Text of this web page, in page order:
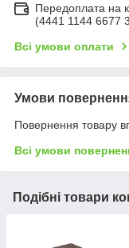
Передоплата на
(4441 1144 6677
Всі умови оплати
Умови
Повернення товару
Всі умови
Подібні товари